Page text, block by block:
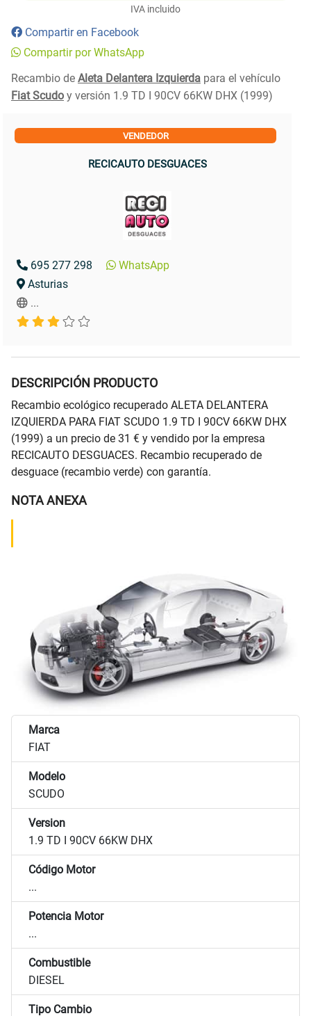
IVA incluido
Compartir en Facebook
Compartir por WhatsApp
Recambio de Aleta Delantera Izquierda para el vehículo
Fiat Scudo y versión 1.9 TD I 90CV 66KW DHX (1999)
VENDEDOR
RECICAUTO DESGUACES
695 277 298
WhatsApp
Asturias
...
DESCRIPCIÓN PRODUCTO
Recambio ecológico recuperado ALETA DELANTERA
IZQUIERDA PARA FIAT SCUDO 1.9 TD I 90CV 66KW DHX
(1999) a un precio de 31 € y vendido por la empresa
RECICAUTO DESGUACES. Recambio recuperado de
desguace (recambio verde) con garantía.
NOTA ANEXA
Marca
FIAT
Modelo
SCUDO
Version
1.9 TD I 90CV 66KW DHX
Código Motor
...
Potencia Motor
...
Combustible
DIESEL
Tipo Cambio